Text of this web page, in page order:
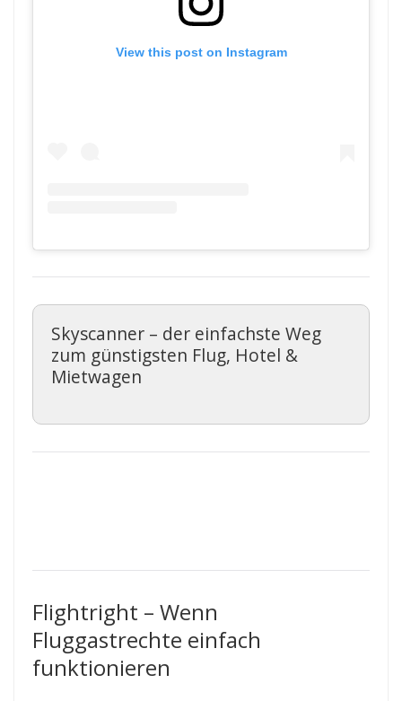
View this post on Instagram
Skyscanner – der einfachste Weg
zum günstigsten Flug, Hotel &
Mietwagen
Flightright – Wenn
Fluggastrechte einfach
funktionieren